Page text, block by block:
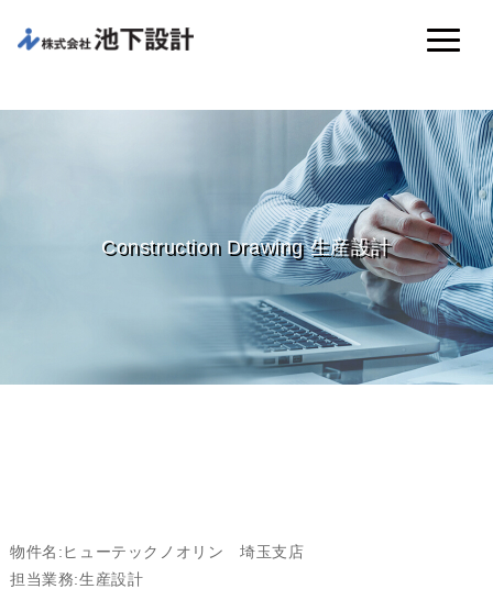
Construction Drawing 生産設計
物件名:ヒューテックノオリン 埼玉支店
担当業務:生産設計